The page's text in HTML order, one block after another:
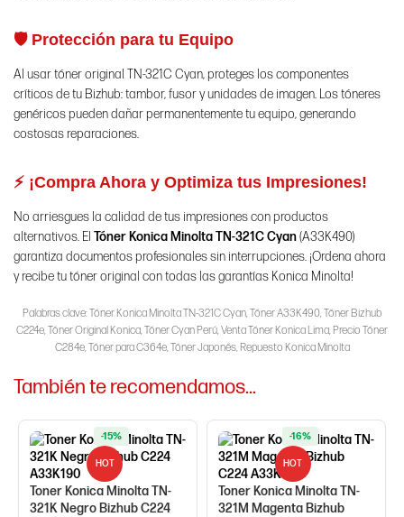
🛡️ Protección para tu Equipo
Al usar tóner original TN-321C Cyan, proteges los componentes
críticos de tu Bizhub: tambor, fusor y unidades de imagen. Los tóneres
genéricos pueden dañar permanentemente tu equipo, generando
costosas reparaciones.
⚡ ¡Compra Ahora y Optimiza tus Impresiones!
No arriesgues la calidad de tus impresiones con productos
alternativos. El Tóner Konica Minolta TN-321C Cyan(A33K490)
garantiza documentos profesionales sin interrupciones. ¡Ordena ahora
y recibe tu tóner original con todas las garantías Konica Minolta!
Palabras clave: Tóner Konica Minolta TN-321C Cyan, Tóner A33K490, Tóner Bizhub
C224e, Tóner Original Konica, Tóner Cyan Perú, Venta Tóner Konica Lima, Precio Tóner
C284e, Tóner para C364e, Tóner Japonés, Repuesto Konica Minolta
También te recomendamos…
Toner Konica Minolta TN-
321K Negro Bizhub C224
-15%
HOT
Toner Konica Minolta TN-
321M Magenta Bizhub
-16%
HOT